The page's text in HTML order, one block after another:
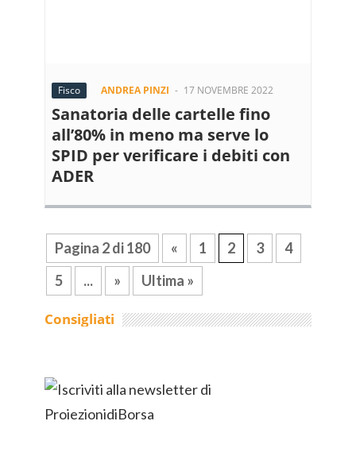
Fisco ANDREA PINZI - 17 NOVEMBRE 2022
Sanatoria delle cartelle fino
all’80% in meno ma serve lo
SPID per verificare i debiti con
ADER
Pagina 2 di 180 « 1 2 3
4
5
... » Ultima »
Consigliati